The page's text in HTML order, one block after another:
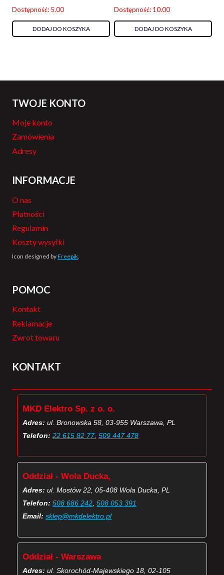
Dostępność: 5.00
DODAJ DO KOSZYKA
Dostępność: 10.00
DODAJ DO KOSZYKA
TWOJE KONTO
Moje konto
Zamówienia
Adresy
INFORMACJE
O nas
Płatności
Regulamin
Koszty wysyłki
Icon designed byFreepik
POMOC
Kontakt
Reklamacje
Zwrot towaru
KONTAKT
MKD Elektro Sp. z o. o.
Adres: ul. Bronowska 58, 03-955 Warszawa, PL
Telefon: 22 615 82 77, 509 447 478
Oddział - Wola Ducka,
Adres: ul. Mostów 22, 05-408 Wola Ducka, PL
Telefon: 508 686 242, 508 053 391
Email: sklep@mkdelektro.pl
Oddział - Warszawa
Adres: ul. Skorochód-Majewskiego 18, 02-105